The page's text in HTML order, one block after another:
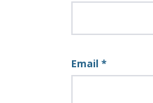
Email *